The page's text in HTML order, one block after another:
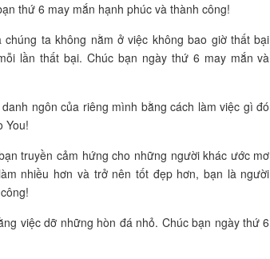
thứ 6 may mắn hạnh phúc và thành công!
ta không nằm ở việc không bao giờ thất bại
lần thất bại. Chúc bạn ngày thứ 6 may mắn và
ngôn của riêng mình bằng cách làm việc gì đó
You!
truyền cảm hứng cho những người khác ước mơ
nhiều hơn và trở nên tốt đẹp hơn, bạn là người
việc dỡ những hòn đá nhỏ. Chúc bạn ngày thứ 6